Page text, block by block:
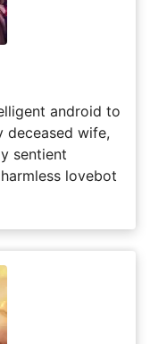
android to
deceased wife,
sentient
lovebot